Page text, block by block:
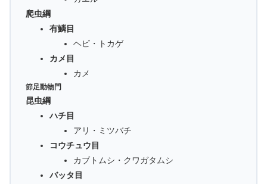
爬虫綱
有鱗目
ヘビ・トカゲ
カメ目
カメ
節足動物門
昆虫綱
ハチ目
アリ・ミツバチ
コウチュウ目
カブトムシ・クワガタムシ
バッタ目